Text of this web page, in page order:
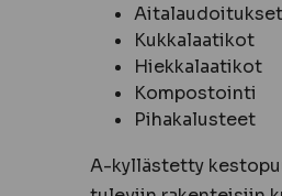
Aitalaudoitukset
Kukkalaatikot
Hiekkalaatikot
Kompostointi
Pihakalusteet
A-kyllästetty